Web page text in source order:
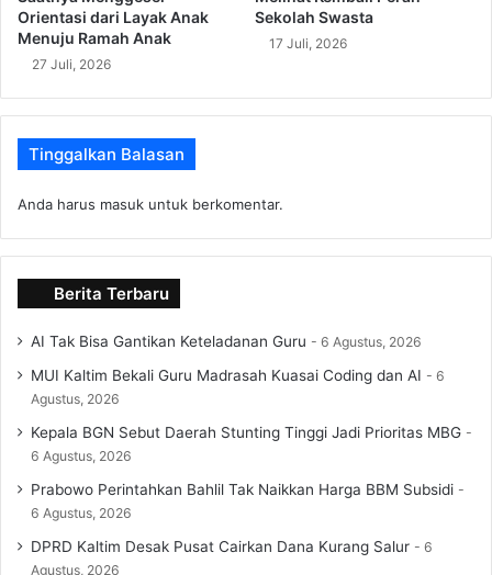
Orientasi dari Layak Anak
Menuju Ramah Anak
27 Juli, 2026
Sekolah Swasta
17 Juli, 2026
Tinggalkan Balasan
Anda harus masuk untuk berkomentar.
Berita Terbaru
AI Tak Bisa Gantikan Keteladanan Guru 6 Agustus, 2026
MUI Kaltim Bekali Guru Madrasah Kuasai Coding dan AI
6
Agustus, 2026
Kepala BGN Sebut Daerah Stunting Tinggi Jadi Prioritas MBG
6 Agustus, 2026
Prabowo Perintahkan Bahlil Tak Naikkan Harga BBM Subsidi
6 Agustus, 2026
DPRD Kaltim Desak Pusat Cairkan Dana Kurang Salur
6
Agustus, 2026